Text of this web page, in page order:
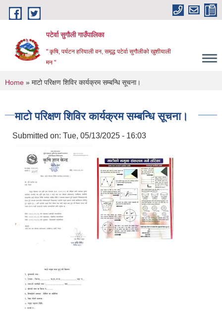
Skip to main content
पटेर्वा सुगौली गाउँपालिका
" कृषि, पर्यटन हरियाली वन, समृद्ध पटेर्वा सुगौलीको खुशीयाली
मन "
You are here
Home » माटो परिक्षण शिविर कार्यक्रम सम्बन्धि सूचना।
माटो परिक्षण शिविर कार्यक्रम सम्बन्धि सूचना।
Submitted on: Tue, 05/13/2025 - 16:03